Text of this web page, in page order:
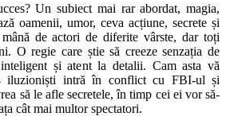
Un subiect mai rar abordat, magia,
oamenii, umor, ceva acțiune, secrete și
de actori de diferite vârste, dar toți
O regie care știe să creeze senzația de
și atent la detalii. Cam asta vă
iluzioniști intră în conflict cu FBI-ul și
să le afle secretele, în timp cei ei vor să-
cât mai multor spectatori.